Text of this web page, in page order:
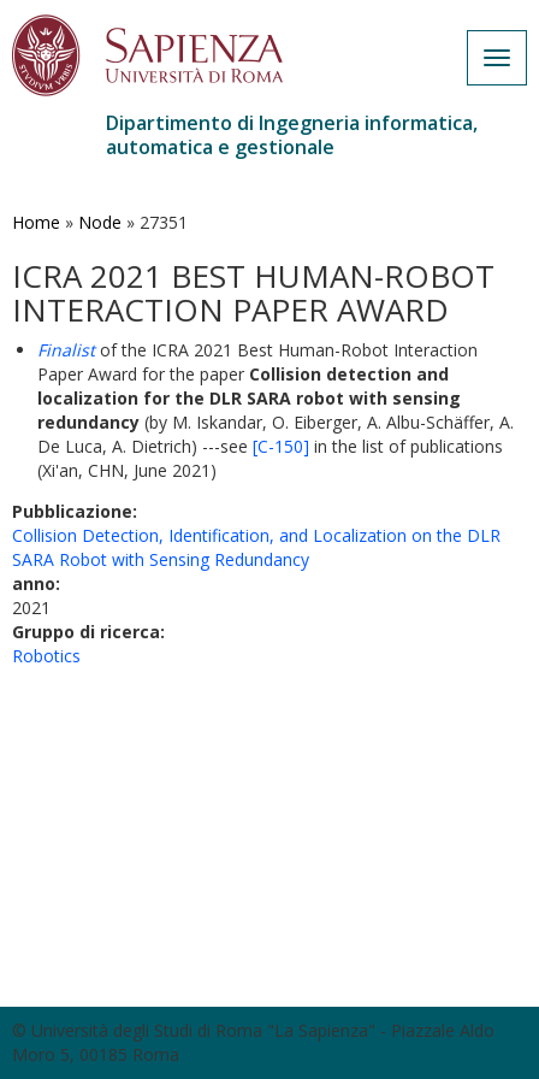
contenuto
Dipartimento di Ingegneria informatica,
automatica e gestionale
Home » Node » 27351
ICRA 2021 BEST HUMAN-ROBOT
INTERACTION PAPER AWARD
Finalistof the ICRA 2021 Best Human-Robot Interaction
Paper Award for the paper Collision detection and
localization for the DLR SARA robot with sensing
redundancy (by M. Iskandar, O. Eiberger, A. Albu-Schäffer, A.
De Luca, A. Dietrich) ---see [C-150] in the list of publications
(Xi'an, CHN, June 2021)
Pubblicazione:
Collision Detection, Identification, and Localization on the DLR
SARA Robot with Sensing Redundancy
anno:
2021
Gruppo di ricerca:
Robotics
© Università degli Studi di Roma "La Sapienza" - Piazzale Aldo
Moro 5, 00185 Roma